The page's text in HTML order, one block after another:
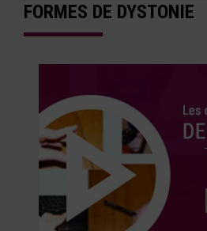
FORMES DE DYSTONIE